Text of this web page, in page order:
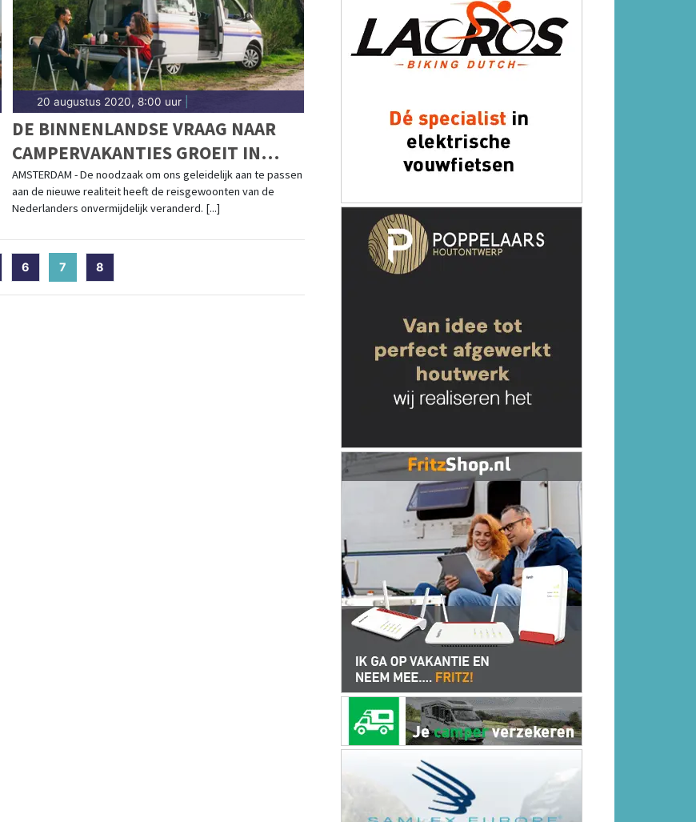
20 augustus 2020, 8:00 uur|
DE BINNENLANDSE VRAAG NAAR
CAMPERVAKANTIES GROEIT IN
JUNI EN JULI 900% IN
VERGELIJKING MET VORIG JAAR
AMSTERDAM - De noodzaak om ons geleidelijk aan te passen
aan de nieuwe realiteit heeft de reisgewoonten van de
Nederlanders onvermijdelijk veranderd. [...]
6 7 (current)
8